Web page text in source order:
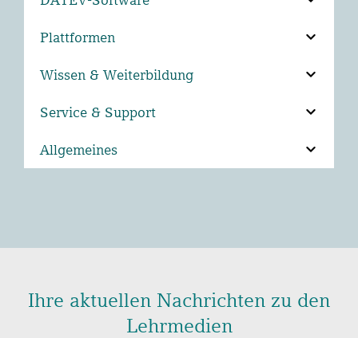
Plattformen
Wissen & Weiterbildung
Service & Support
Allgemeines
Ihre aktuellen Nachrichten zu den
Lehrmedien